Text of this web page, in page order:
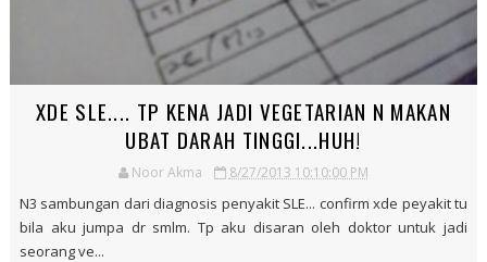
XDE SLE.... TP KENA JADI VEGETARIAN N MAKAN
UBAT DARAH TINGGI...HUH!
Noor Akma 8/27/2013 10:10:00 PM
N3 sambungan dari diagnosis penyakit SLE... confirm xde peyakit tu
bila aku jumpa dr smlm. Tp aku disaran oleh doktor untuk jadi
seorang ve...